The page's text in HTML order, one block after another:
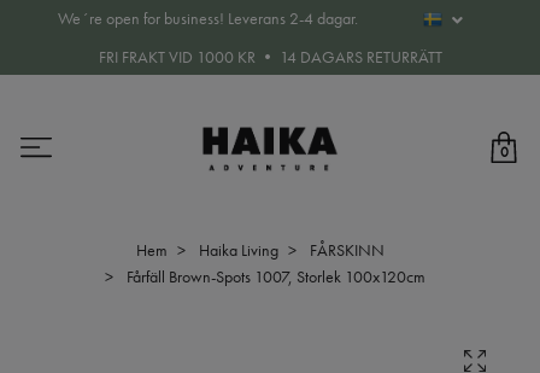
We´re open for business! Leverans 2-4 dagar.
FRI FRAKT VID 1000 KR • 14 DAGARS RETURRÄTT
0
Hem Haika Living
FÅRSKINN
Fårfäll Brown-Spots 1007, Storlek 100x120cm